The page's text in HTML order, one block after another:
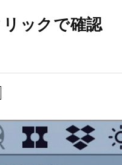
ックで確認